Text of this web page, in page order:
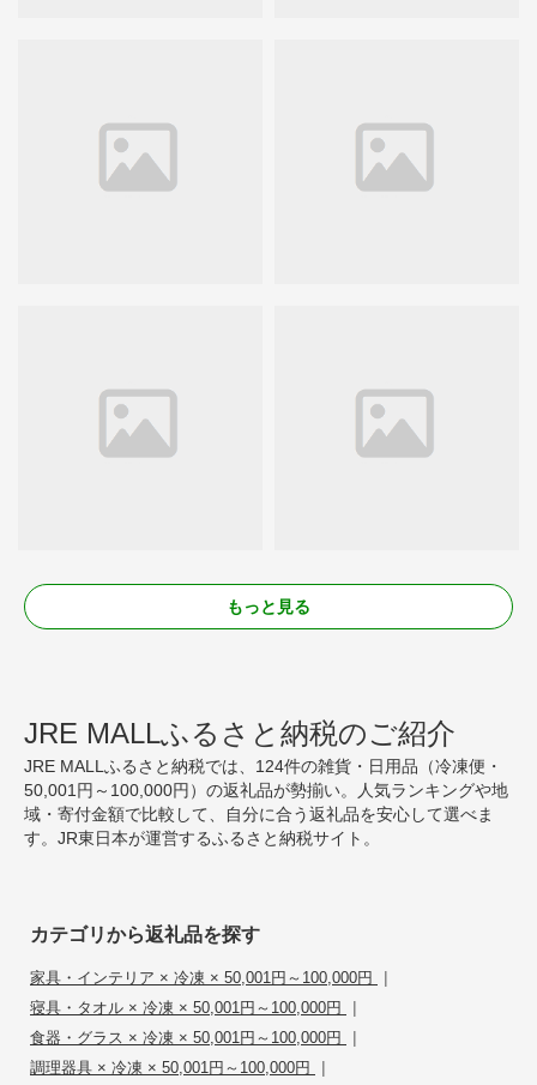
もっと見る
JRE MALLふるさと納税のご紹介
JRE MALLふるさと納税では、124件の雑貨・日用品（冷凍便・
50,001円～100,000円）の返礼品が勢揃い。人気ランキングや地
域・寄付金額で比較して、自分に合う返礼品を安心して選べま
す。JR東日本が運営するふるさと納税サイト。
カテゴリから返礼品を探す
家具・インテリア × 冷凍 × 50,001円～100,000円 |
寝具・タオル × 冷凍 × 50,001円～100,000円 |
食器・グラス × 冷凍 × 50,001円～100,000円 |
調理器具 × 冷凍 × 50,001円～100,000円 |